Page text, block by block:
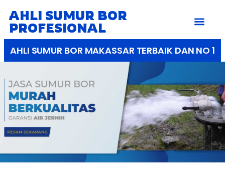
AHLI SUMUR BOR
PROFESIONAL
AHLI SUMUR BOR MAKASSAR TERBAIK DAN NO 1